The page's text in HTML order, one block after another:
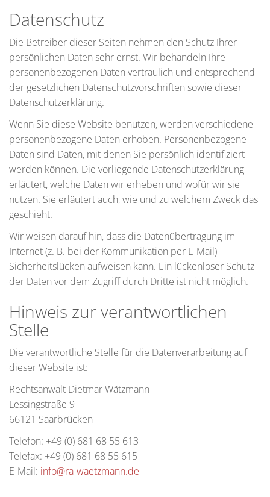
Datenschutz
Die Betreiber dieser Seiten nehmen den Schutz Ihrer
persönlichen Daten sehr ernst. Wir behandeln Ihre
personenbezogenen Daten vertraulich und entsprechend
der gesetzlichen Datenschutzvorschriften sowie dieser
Datenschutzerklärung.
Wenn Sie diese Website benutzen, werden verschiedene
personenbezogene Daten erhoben. Personenbezogene
Daten sind Daten, mit denen Sie persönlich identifiziert
werden können. Die vorliegende Datenschutzerklärung
erläutert, welche Daten wir erheben und wofür wir sie
nutzen. Sie erläutert auch, wie und zu welchem Zweck das
geschieht.
Wir weisen darauf hin, dass die Datenübertragung im
Internet (z. B. bei der Kommunikation per E-Mail)
Sicherheitslücken aufweisen kann. Ein lückenloser Schutz
der Daten vor dem Zugriff durch Dritte ist nicht möglich.
Hinweis zur verantwortlichen
Stelle
Die verantwortliche Stelle für die Datenverarbeitung auf
dieser Website ist:
Rechtsanwalt Dietmar Wätzmann
Lessingstraße 9
66121 Saarbrücken
Telefon: +49 (0) 681 68 55 613
Telefax: +49 (0) 681 68 55 615
E-Mail: info@ra-waetzmann.de